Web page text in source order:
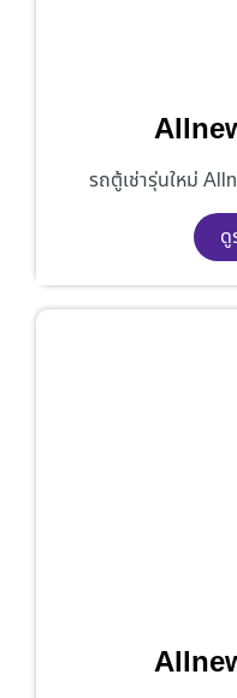
รถตู้เช่ารุ่นใหม่
ดู